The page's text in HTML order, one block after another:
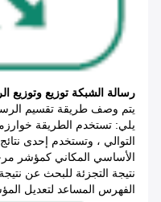
رسالة الشبكة توزيع وتوزيع
يتم وصف طريقة تقسيم
يلي: تستخدم الطريقة
التوالي ، وتستخدم إحدى
الأساسي المكاني كمؤشر
نتيجة التجزئة للبحث عن
الفهرس المساعد لتعديل